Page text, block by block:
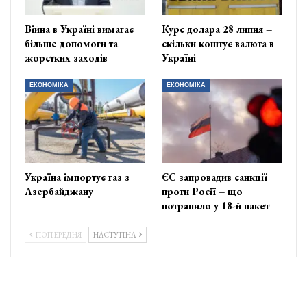
Війна в Україні вимагає
більше допомоги та
жорстких заходів
Курс долара 28 липня –
скільки коштує валюта в
Україні
ЕКОНОМІКА
Україна імпортує газ з
Азербайджану
ЕКОНОМІКА
ЄС запровадив санкції
проти Росії – що
потрапило у 18-й пакет
ПОПЕРЕДНЯ НАСТУПНА